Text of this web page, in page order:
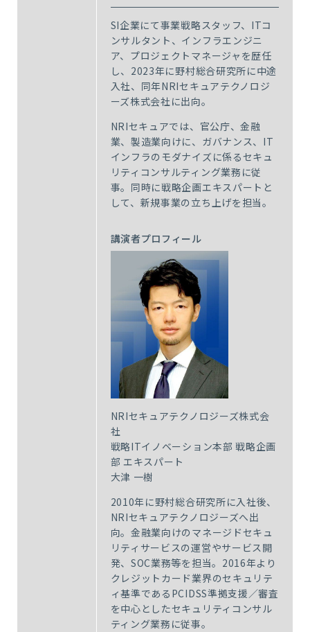
SI企業にて事業戦略スタッフ、ITコ
ンサルタント、インフラエンジニ
ア、プロジェクトマネージャを歴任
し、2023年に野村総合研究所に中途
入社、同年NRIセキュアテクノロジ
ーズ株式会社に出向。
NRIセキュアでは、官公庁、金融
業、製造業向けに、ガバナンス、IT
インフラのモダナイズに係るセキュ
リティコンサルティング業務に従
事。同時に戦略企画エキスパートと
して、新規事業の立ち上げを担当。
講演者プロフィール
NRIセキュアテクノロジーズ株式会
社
戦略ITイノベーション本部 戦略企画
部 エキスパート
大津 一樹
2010年に野村総合研究所に入社後、
NRIセキュアテクノロジーズへ出
向。金融業向けのマネージドセキュ
リティサービスの運営やサービス開
発、SOC業務等を担当。2016年より
クレジットカード業界のセキュリテ
ィ基準であるPCIDSS準拠支援／審査
を中心としたセキュリティコンサル
ティング業務に従事。